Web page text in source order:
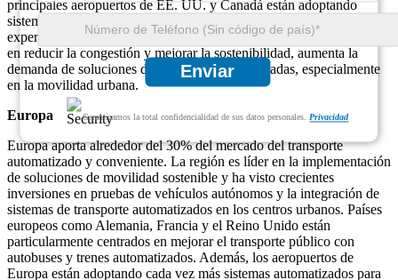
Enviar
Garantizamos la total confidencialidad de sus datos personales. Privacidad
principales aeropuertos de EE. UU. y Canadá están adoptando
sistemas de transporte automatizados para mejorar la eficiencia y la
experiencia de los pasajeros. A medida que las ciudades se centran
en reducir la congestión y mejorar la sostenibilidad, aumenta la
demanda de soluciones de transporte automatizadas, especialmente
en la movilidad urbana.
Europa
Europa aporta alrededor del 30% del mercado del transporte
automatizado y conveniente. La región es líder en la implementación
de soluciones de movilidad sostenible y ha visto crecientes
inversiones en pruebas de vehículos autónomos y la integración de
sistemas de transporte automatizados en los centros urbanos. Países
europeos como Alemania, Francia y el Reino Unido están
particularmente centrados en mejorar el transporte público con
autobuses y trenes automatizados. Además, los aeropuertos de
Europa están adoptando cada vez más sistemas automatizados para